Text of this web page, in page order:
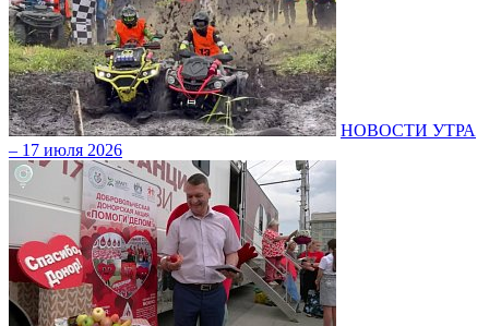
НОВОСТИ УТРА
– 17 июля 2026